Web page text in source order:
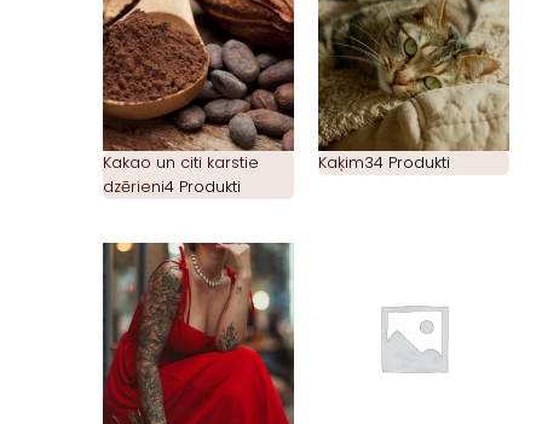
Kakao un citi karstie
dzērieni4 Produkti
Kaķim34 Produkti